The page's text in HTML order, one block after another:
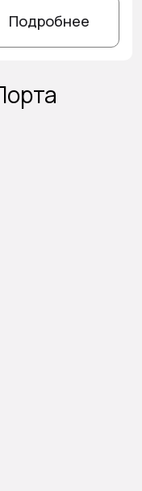
Подробнее